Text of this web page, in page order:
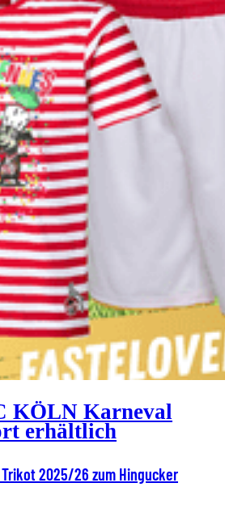
KÖLN Karneval
erhältlich
2025/26 zum Hingucker